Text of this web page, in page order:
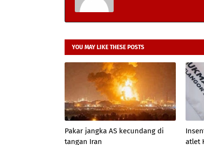
YOU MAY LIKE THESE POSTS
Pakar jangka AS kecundang di
tangan Iran
atlet